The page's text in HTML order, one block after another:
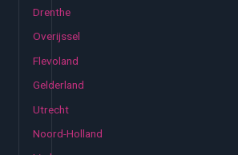
Drenthe
Overijssel
Flevoland
Gelderland
Utrecht
Noord-Holland